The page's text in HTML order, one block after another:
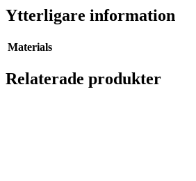
Ytterligare information
Materials
Relaterade produkter